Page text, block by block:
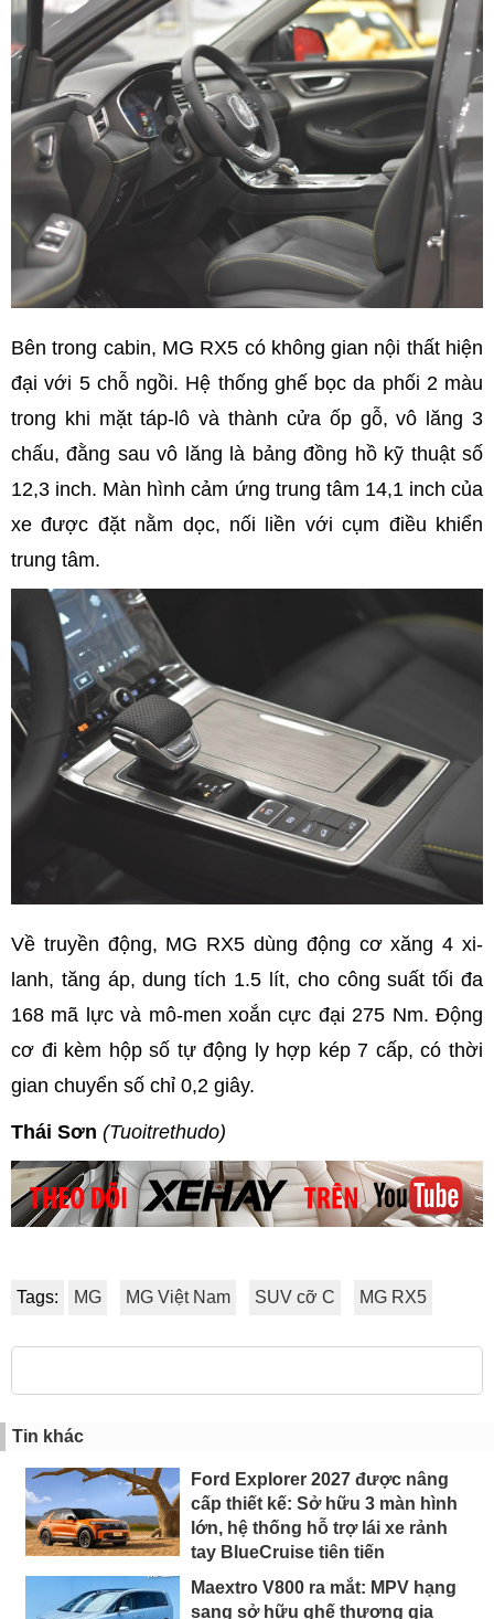
Bên trong cabin, MG RX5 có không gian nội thất hiện
đại với 5 chỗ ngồi. Hệ thống ghế bọc da phối 2 màu
trong khi mặt táp-lô và thành cửa ốp gỗ, vô lăng 3
chấu, đằng sau vô lăng là bảng đồng hồ kỹ thuật số
12,3 inch. Màn hình cảm ứng trung tâm 14,1 inch của
xe được đặt nằm dọc, nối liền với cụm điều khiển
trung tâm.
Về truyền động, MG RX5 dùng động cơ xăng 4 xi-
lanh, tăng áp, dung tích 1.5 lít, cho công suất tối đa
168 mã lực và mô-men xoắn cực đại 275 Nm. Động
cơ đi kèm hộp số tự động ly hợp kép 7 cấp, có thời
gian chuyển số chỉ 0,2 giây.
Thái Sơn (Tuoitrethudo)
Tags: MG MG Việt Nam SUV cỡ C MG RX5
Tin khác
Ford Explorer 2027 được nâng
cấp thiết kế: Sở hữu 3 màn hình
lớn, hệ thống hỗ trợ lái xe rảnh
tay BlueCruise tiên tiến
Maextro V800 ra mắt: MPV hạng
sang sở hữu ghế thương gia